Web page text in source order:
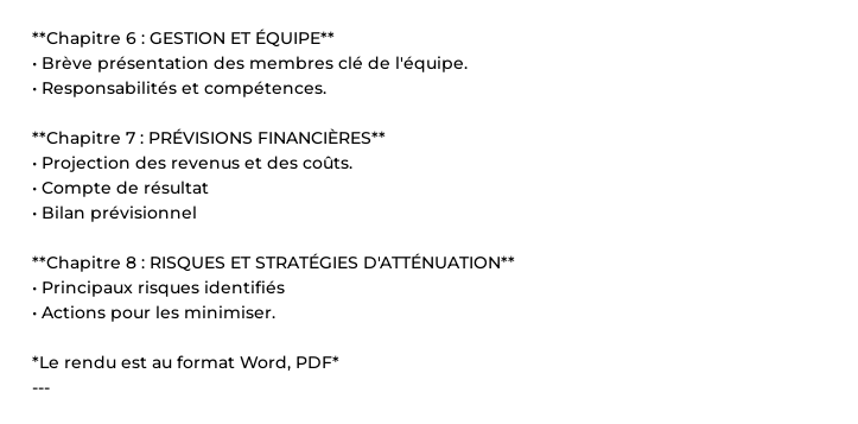
**Chapitre 6 : GESTION ET ÉQUIPE**
• Brève présentation des membres clé de l'équipe.
• Responsabilités et compétences.
**Chapitre 7 : PRÉVISIONS FINANCIÈRES**
• Projection des revenus et des coûts.
• Compte de résultat
• Bilan prévisionnel
**Chapitre 8 : RISQUES ET STRATÉGIES D'ATTÉNUATION**
• Principaux risques identifiés
• Actions pour les minimiser.
*Le rendu est au format Word, PDF*
---